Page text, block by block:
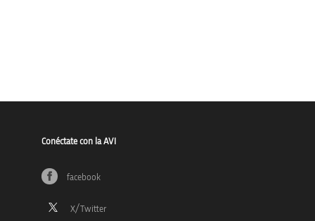
Conéctate con la AVI
facebook